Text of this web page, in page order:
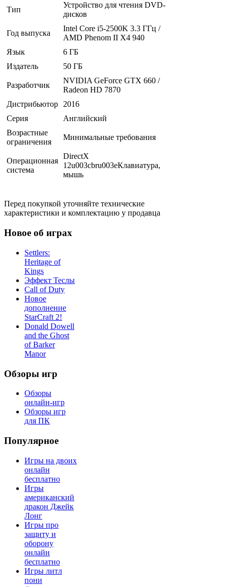
Тип
Устройство для чтения DVD-
дисков
Год выпуска
Intel Core i5-2500K 3.3 ГГц /
AMD Phenom II X4 940
Язык
6 ГБ
Издатель
50 ГБ
Разработчик
NVIDIA GeForce GTX 660 /
Radeon HD 7870
Дистрибьютор 2016
Серия
Английский
Возрастные
ограничения
Минимальные требования
Операционная
система
DirectX
12u003cbru003eКлавиатура,
мышь
Перед покупкой уточняйте технические
характеристики и комплектацию у продавца
Новое об играх
Settlers:
Heritage of
Kings
Эффект Теслы
Call of Duty
Новое
дополнение
StarCraft 2!
Donald Dowell
and the Ghost
of Barker
Manor
Обзоры игр
Обзоры
онлайн-игр
Обзоры игр
для ПК
Популярное
Игры на двоих
онлайн
бесплатно
Игры
американский
дракон Джейк
Лонг
Игры про
защиту и
оборону
онлайн
бесплатно
Игры литл
пони